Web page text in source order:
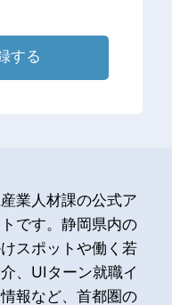
する
業人材課の公式ア
です。静岡県内の
スポットや働く若
、UIターン就職イ
報など、首都圏の